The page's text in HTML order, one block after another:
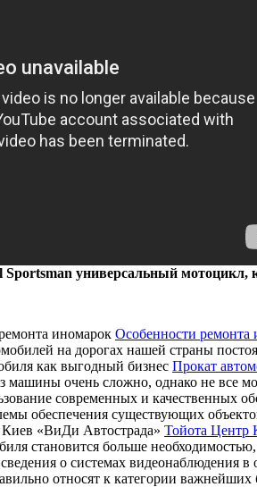
универсальный мотоцикл,
Особенности ремонта
на дорогах нашей страны
Прокат
машины очень сложно, однако не все
обеспечения существующих
Тойота Центр
становится больше
относят к категории